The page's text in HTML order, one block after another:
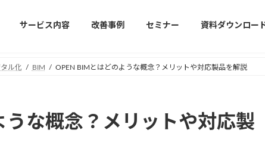
サービス内容 改善事例 セミナー 資料ダウンロー
ル化 BIM OPEN BIMとはどのような概念？メリットや対応製品を解説
な概念？メリットや対応製